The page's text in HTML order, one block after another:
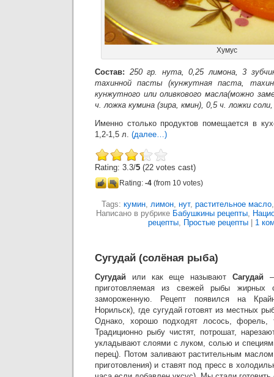
Хумус
Состав: 250 гр. нута, 0,25 лимона, 3
тахинной пасты (кунжутная паста,
кунжутного или оливкового масла(можно
ч. ложка кумина (зира, кмин), 0,5 ч. ложки
Именно столько продуктов помещается в
1,2-1,5 л. (далее…)
Rating: 3.3/5 (22 votes cast)
Rating: -4 (from 10 votes)
Tags: кумин, лимон, нут, растительное масло
Написано в рубрике Бабушкины рецепты,
рецепты, Простые рецепты 1
Сугудай (солёная рыба)
Сугудай или как еще называют Сагудай
приготовляемая из свежей рыбы жирных
замороженную. Рецепт появился на
Норильск), где сугудай готовят из местных
Однако, хорошо подходят лосось, форель,
Традиционно рыбу чистят, потрошат,
укладывают слоями с луком, солью и
перец). Потом заливают растительным
приготовления) и ставят под пресс в